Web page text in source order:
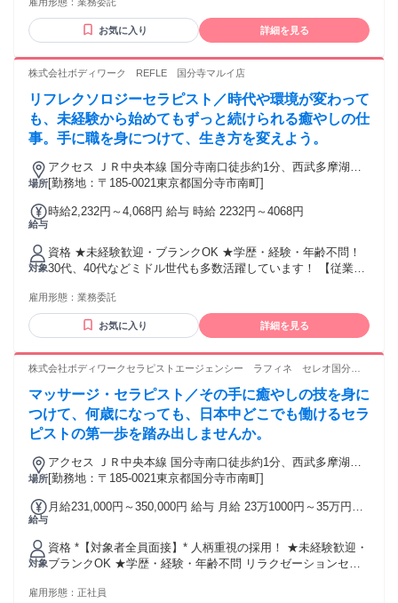
タッフも多数 ◆男女比 １：９ 女性が多めです 【経験者の方
も大歓迎！優遇します】 リラクゼーションサロン・ストレッ
チ/整体専門店・接骨院・リフレ/アロマ専門店など、当てはま
灸師・あん摩マッサージ指圧師・柔道整復師などの方も活躍
面接でお伝えします。 もし経験に自信のない方も、ご相談く
ださい！
お気に入り 詳細を見る
株式会社ボディワーク REFLE 国分寺マルイ店
リフレクソロジーセラピスト／時代や環境が変わって
も、未経験から始めてもずっと続けられる癒やしの仕
事。手に職を身につけて、生き方を変えよう。
場所
アクセス ＪＲ中央本線 国分寺南口徒歩約1分、西武多摩湖線
国分寺南口徒歩約1分、西武国分寺線 国分寺南口徒歩約1分 最
[勤務地：〒185-0021東京都国分寺市南町]
給与
時給2,232円～4,068円 給与 時給 2232円～4068円
対象
資格 ★未経験歓迎・ブランクOK ★学歴・経験・年齢不問！
30代、40代などミドル世代も多数活躍しています！ 【従業員
タッフも多数 ◆男女比 １：９ ┗女性が多めです＊ *【経験者
の方も大歓迎！優遇します】* リラクゼーションサロン・スト
レッチ/整体専門店・接骨院・リフレ/アロマ専門店など、当て
・鍼灸師・あん摩マッサージ指圧師・柔道整復師などの方も
細は面接でお伝えします。 もし経験に自信のない方も、ご相
談ください！
雇用形態： 業務委託
お気に入り 詳細を見る
株式会社ボディワークセラピストエージェンシー ラフィネ セレオ国分寺
マッサージ・セラピスト／その手に癒やしの技を身に
つけて、何歳になっても、日本中どこでも働けるセラ
ピストの第一歩を踏み出しませんか。
場所
アクセス ＪＲ中央本線 国分寺南口徒歩約1分、西武多摩湖線
国分寺南口徒歩約1分、西武国分寺線 国分寺南口徒歩約1分 最
[勤務地：〒185-0021東京都国分寺市南町]
給与
月給231,000円～350,000円 給与 月給 23万1000円～35万円
万円（固定残業時間：13時間） 固定残業時間を超えた勤務時
間については別途残業代を支給する 半期ごとの賞与（社内規
定あり）＆ 指名料還元（ 1 件 300 円） 交通費：通勤交通費
全額支給 交通費全額支給（店舗によりマイカー通勤可 / ガソ
対象
資格 *【対象者全員面接】* 人柄重視の採用！ ★未経験歓迎・
ブランクOK ★学歴・経験・年齢不問 リラクゼーションセラ
ッサージ師、リフレクソロジスト、ボディケア、フットケ
雇用形態： 正社員